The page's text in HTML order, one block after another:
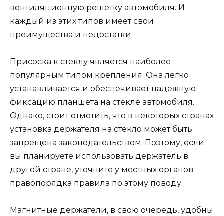
вентиляционную решетку автомобиля. И
каждый из этих типов имеет свои
преимущества и недостатки.
Присоска к стеклу является наиболее
популярным типом крепления. Она легко
устанавливается и обеспечивает надежную
фиксацию планшета на стекле автомобиля.
Однако, стоит отметить, что в некоторых странах
установка держателя на стекло может быть
запрещена законодательством. Поэтому, если
вы планируете использовать держатель в
другой стране, уточните у местных органов
правопорядка правила по этому поводу.
Магнитные держатели, в свою очередь, удобны